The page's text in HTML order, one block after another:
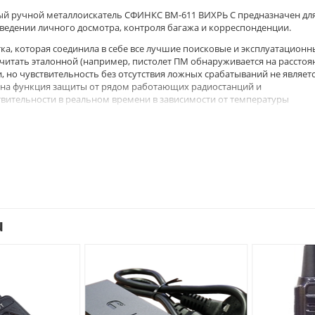
ручной металлоискатель СФИНКС ВМ-611 ВИХРЬ С предназначен
личного досмотра, контроля багажа и корреспонденции.
которая соединила в себе все лучшие поисковые и
эталонной (например, пистолет ПМ обнаруживается на
чувствительность без отсутствия ложных срабатываний не
функция защиты от рядом работающих радиостанций и
в реальном времени в зависимости от температуры
задач (данная функция доступна через инженерный режим).